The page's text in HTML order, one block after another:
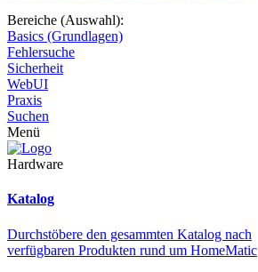
Bereiche (Auswahl):
Basics (Grundlagen)
Fehlersuche
Sicherheit
WebUI
Praxis
Suchen
Menü
Hardware
Katalog
Durchstöbere den gesammten Katalog nach
verfügbaren Produkten rund um HomeMatic